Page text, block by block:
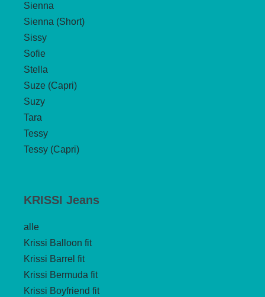
Sienna
Sienna (Short)
Sissy
Sofie
Stella
Suze (Capri)
Suzy
Tara
Tessy
Tessy (Capri)
KRISSI Jeans
alle
Krissi Balloon fit
Krissi Barrel fit
Krissi Bermuda fit
Krissi Boyfriend fit